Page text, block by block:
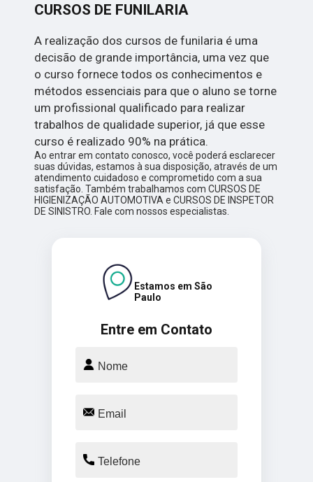
CURSOS DE FUNILARIA
A realização dos cursos de funilaria é uma
decisão de grande importância, uma vez que
o curso fornece todos os conhecimentos e
métodos essenciais para que o aluno se torne
um profissional qualificado para realizar
trabalhos de qualidade superior, já que esse
curso é realizado 90% na prática.
Ao entrar em contato conosco, você poderá esclarecer
suas dúvidas, estamos à sua disposição, através de um
atendimento cuidadoso e comprometido com a sua
satisfação. Também trabalhamos com CURSOS DE
HIGIENIZAÇÃO AUTOMOTIVA e CURSOS DE INSPETOR
DE SINISTRO. Fale com nossos especialistas.
Entre em Contato
Estamos em São
Paulo